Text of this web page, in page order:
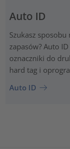
Auto ID
Szukasz
zapasów? Auto
oznaczniki do
hard tag i
Auto ID